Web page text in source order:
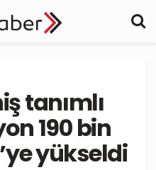
tanımlı
190 bin
yükseldi